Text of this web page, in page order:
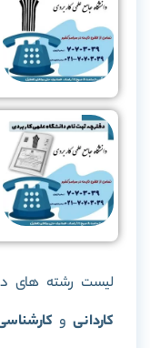
لیست رشته های
کاردانیو